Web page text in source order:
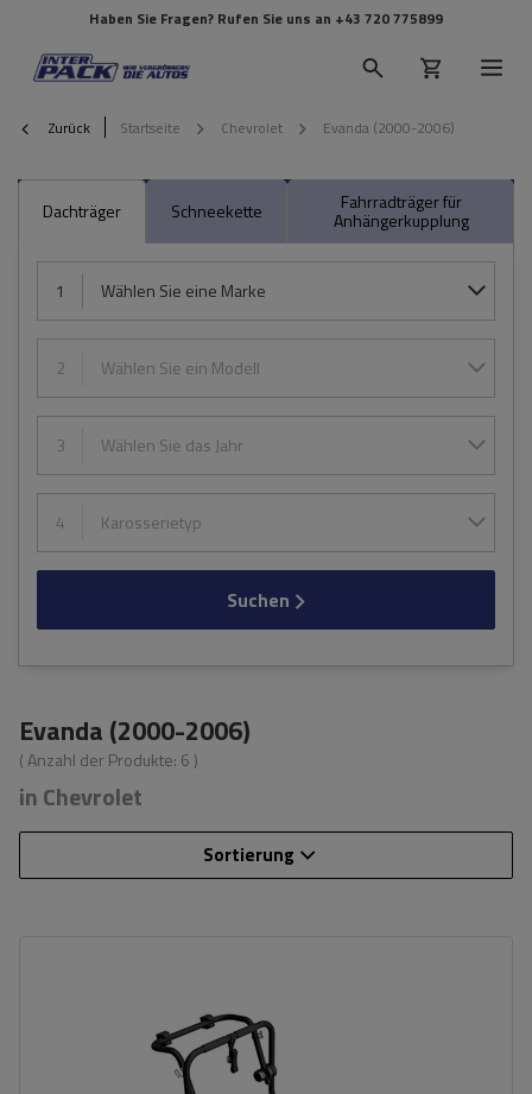
Haben Sie Fragen? Rufen Sie uns an +43 720 775899
Zurück Startseite Chevrolet Evanda (2000-2006)
Dachträger Schneekette Fahrradträger für
Anhängerkupplung
1 Wählen Sie eine Marke
2 Wählen Sie ein Modell
3 Wählen Sie das Jahr
4 Karosserietyp
Suchen
Evanda (2000-2006)
( Anzahl der Produkte: 6 )
in Chevrolet
Sortierung
universelles Montagesystem
kompatibel mit allen Karosseriearten